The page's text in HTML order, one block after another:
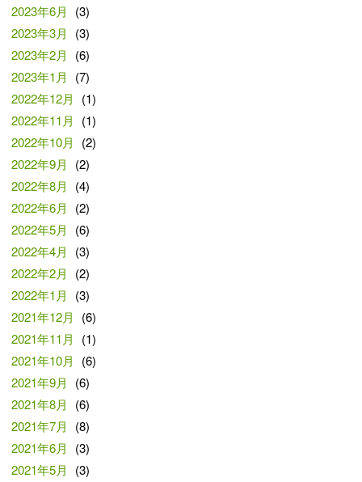
2023年6月
(3)
2023年3月
(3)
2023年2月
(6)
2023年1月
(7)
2022年12月
(1)
2022年11月
(1)
2022年10月
(2)
2022年9月
(2)
2022年8月
(4)
2022年6月
(2)
2022年5月
(6)
2022年4月
(3)
2022年2月
(2)
2022年1月
(3)
2021年12月
(6)
2021年11月
(1)
2021年10月
(6)
2021年9月
(6)
2021年8月
(6)
2021年7月
(8)
2021年6月
(3)
2021年5月
(3)